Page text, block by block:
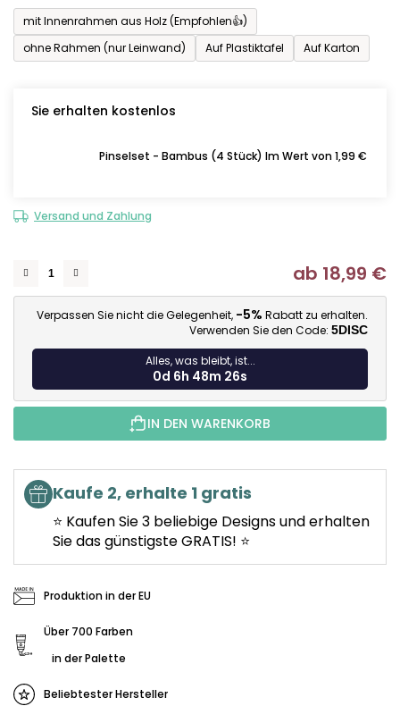
mit Innenrahmen aus Holz (Empfohlen👍)
ohne Rahmen (nur Leinwand)
Auf Plastiktafel Auf Karton
Sie erhalten kostenlos
Pinselset - Bambus (4 Stück) Im Wert von 1,99 €
Versand und Zahlung
ab 18,99 €
Verpassen Sie nicht die Gelegenheit, -5% Rabatt zu erhalten.
Verwenden Sie den Code: 5DISC
Alles, was bleibt, ist...
0d 6h 48m 26s
IN DEN WARENKORB
Kaufe 2, erhalte 1 gratis
⭐ Kaufen Sie 3 beliebige Designs und erhalten
Sie das günstigste GRATIS! ⭐
Produktion in der EU
Über 700 Farben
in der Palette
Beliebtester Hersteller